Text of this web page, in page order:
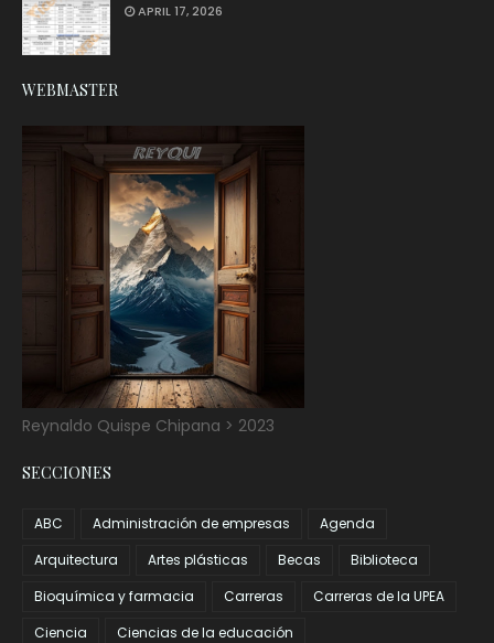
APRIL 17, 2026
WEBMASTER
Reynaldo Quispe Chipana > 2023
SECCIONES
ABC Administración de empresas
Agenda
Arquitectura
Artes plásticas Becas
Biblioteca
Bioquímica y farmacia
Carreras
Carreras de la UPEA
Ciencia
Ciencias de la educación